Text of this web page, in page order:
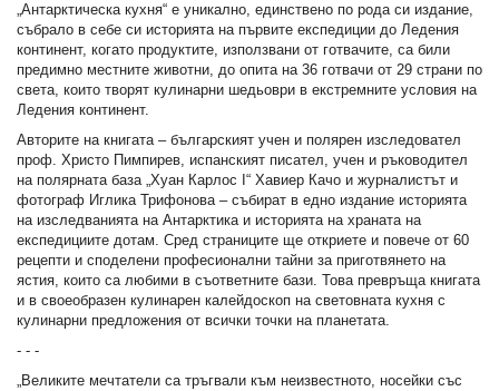
„Антарктическа кухня“ е уникално, единствено по рода си издание,
събрало в себе си историята на първите експедиции до Ледения
континент, когато продуктите, използвани от готвачите, са били
предимно местните животни, до опита на 36 готвачи от 29 страни по
света, които творят кулинарни шедьоври в екстремните условия на
Ледения континент.
Авторите на книгата – българският учен и полярен изследовател
проф. Христо Пимпирев, испанският писател, учен и ръководител
на полярната база „Хуан Карлос I“ Хавиер Качо и журналистът и
фотограф Иглика Трифонова – събират в едно издание историята
на изследванията на Антарктика и историята на храната на
експедициите дотам. Сред страниците ще откриете и повече от 60
рецепти и споделени професионални тайни за приготвянето на
ястия, които са любими в съответните бази. Това превръща книгата
и в своеобразен кулинарен калейдоскоп на световната кухня с
кулинарни предложения от всички точки на планетата.
- - -
„Великите мечтатели са тръгвали към неизвестното, носейки със